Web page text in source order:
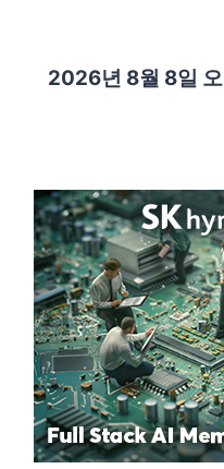
2026년 8월 8일